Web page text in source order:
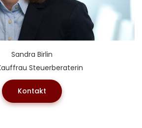
Sandra Birlin
Steuerberaterin
Kontakt